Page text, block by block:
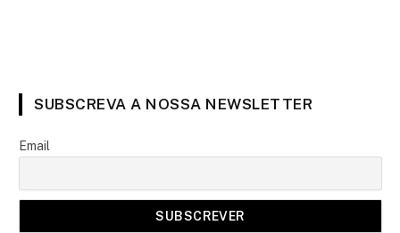
SUBSCREVA A NOSSA NEWSLETTER
Email